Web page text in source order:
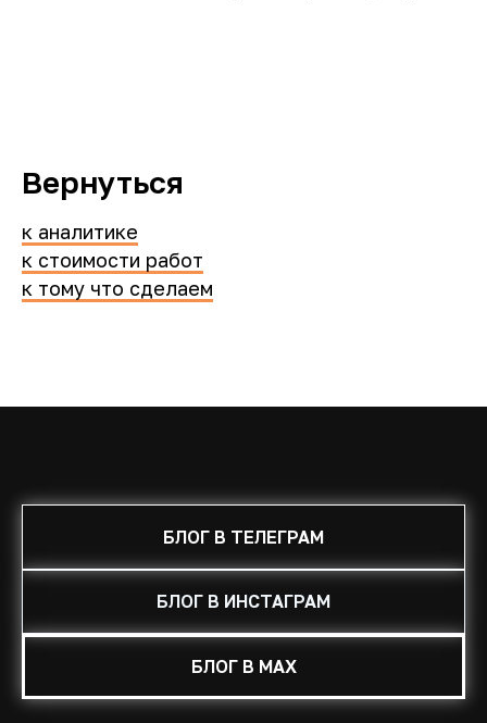
Вернуться
к аналитике
к стоимости работ
к тому что сделаем
БЛОГ В ТЕЛЕГРАМ
БЛОГ В ИНСТАГРАМ
БЛОГ В MAX